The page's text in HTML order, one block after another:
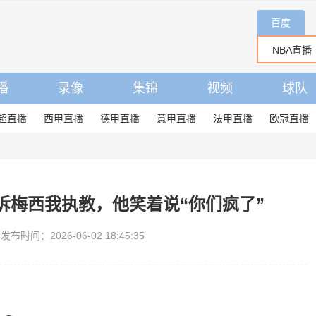
百度
录像 集锦 视频 球队
直播 西甲直播 德甲直播 意甲直播 法甲直播 欧冠直播
梅西我执教，他笑着说“你们疯了”
发布时间：2026-06-02 18:45:35